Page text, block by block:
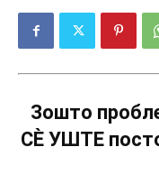
Зошто
СÈ УШТЕ